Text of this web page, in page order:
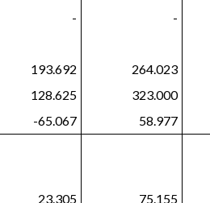
-
-
193.692
264.023
128.625
323.000
-65.067
58.977
23.305
75.155